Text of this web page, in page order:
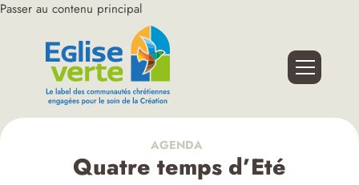
Passer au contenu principal
AGENDA
Quatre temps d’Eté